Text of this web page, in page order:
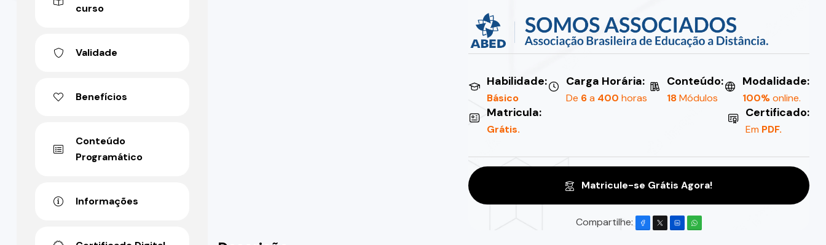
Habilidade:
Básico
Carga Horária:
De 6a 400 horas
Conteúdo:
18Módulos
Modalidade:
100%online.
Matricula:
Grátis.
Certificado:
Em PDF.
Matricule-se Grátis Agora!
Compartilhe:
curso
Validade
Benefícios
Conteúdo
Programático
Informações